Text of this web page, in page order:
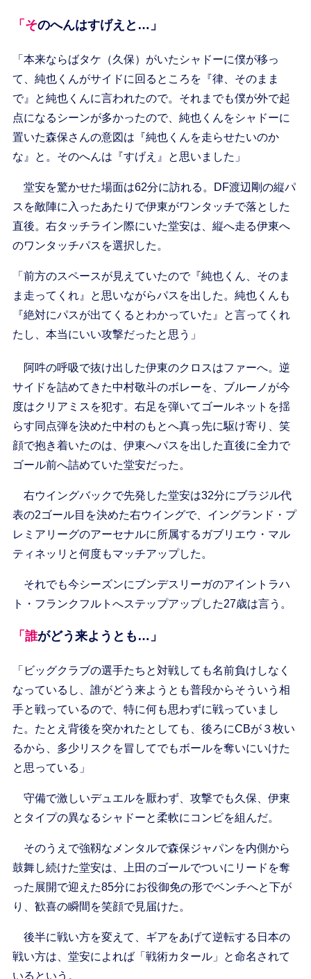
「そのへんはすげえと…」
「本来ならばタケ（久保）がいたシャドーに僕が移っ
て、純也くんがサイドに回るところを『律、そのまま
で』と純也くんに言われたので。それまでも僕が外で起
点になるシーンが多かったので、純也くんをシャドーに
置いた森保さんの意図は『純也くんを走らせたいのか
な』と。そのへんは『すげえ』と思いました」
堂安を驚かせた場面は62分に訪れる。DF渡辺剛の縦パ
スを敵陣に入ったあたりで伊東がワンタッチで落とした
直後。右タッチライン際にいた堂安は、縦へ走る伊東へ
のワンタッチパスを選択した。
「前方のスペースが見えていたので『純也くん、そのま
ま走ってくれ』と思いながらパスを出した。純也くんも
『絶対にパスが出てくるとわかっていた』と言ってくれ
たし、本当にいい攻撃だったと思う」
阿吽の呼吸で抜け出した伊東のクロスはファーへ。逆
サイドを詰めてきた中村敬斗のボレーを、ブルーノが今
度はクリアミスを犯す。右足を弾いてゴールネットを揺
らす同点弾を決めた中村のもとへ真っ先に駆け寄り、笑
顔で抱き着いたのは、伊東へパスを出した直後に全力で
ゴール前へ詰めていた堂安だった。
右ウイングバックで先発した堂安は32分にブラジル代
表の2ゴール目を決めた右ウイングで、イングランド・プ
レミアリーグのアーセナルに所属するガブリエウ・マル
ティネッリと何度もマッチアップした。
それでも今シーズンにブンデスリーガのアイントラハ
ト・フランクフルトへステップアップした27歳は言う。
「誰がどう来ようとも…」
「ビッグクラブの選手たちと対戦しても名前負けしなく
なっているし、誰がどう来ようとも普段からそういう相
手と戦っているので、特に何も思わずに戦っていまし
た。たとえ背後を突かれたとしても、後ろにCBが３枚い
るから、多少リスクを冒してでもボールを奪いにいけた
と思っている」
守備で激しいデュエルを厭わず、攻撃でも久保、伊東
とタイプの異なるシャドーと柔軟にコンビを組んだ。
そのうえで強靱なメンタルで森保ジャパンを内側から
鼓舞し続けた堂安は、上田のゴールでついにリードを奪
った展開で迎えた85分にお役御免の形でベンチへと下が
り、歓喜の瞬間を笑顔で見届けた。
後半に戦い方を変えて、ギアをあげて逆転する日本の
戦い方は、堂安によれば「戦術カタール」と命名されて
いるという。